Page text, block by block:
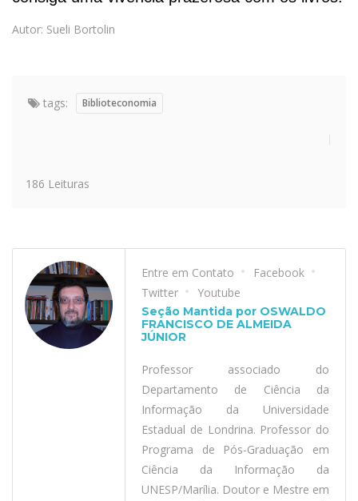
Autor: Sueli Bortolin
tags: Biblioteconomia
186 Leituras
Entre em Contato
Facebook
Twitter
Youtube
Seção Mantida por OSWALDO
FRANCISCO DE ALMEIDA
JÚNIOR
Professor associado do
Departamento de Ciência da
Informação da Universidade
Estadual de Londrina. Professor do
Programa de Pós-Graduação em
Ciência da Informação da
UNESP/Marília. Doutor e Mestre em